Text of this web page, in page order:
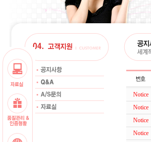
Notice
Notice
Notice
Notice